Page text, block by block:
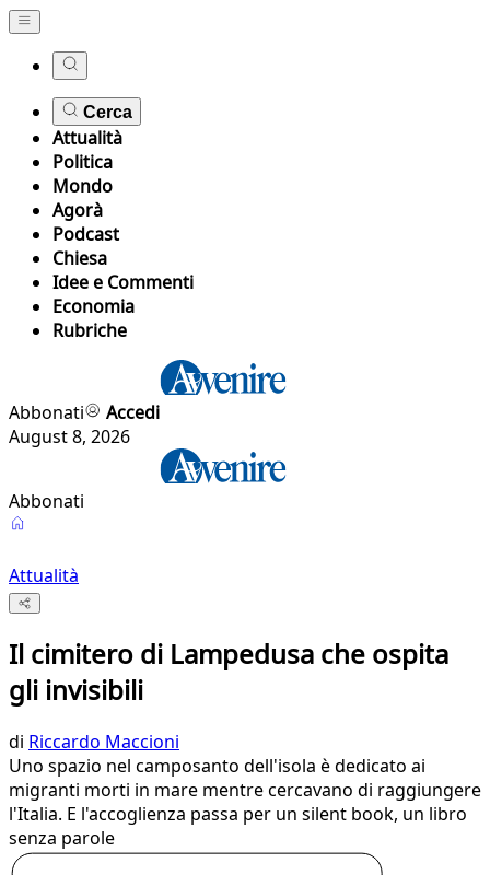
Cerca
Attualità
Politica
Mondo
Agorà
Podcast
Chiesa
Idee e Commenti
Economia
Rubriche
Abbonati
Accedi
August 8, 2026
Abbonati
Attualità
Il cimitero di Lampedusa che ospita
gli invisibili
di Riccardo Maccioni
Uno spazio nel camposanto dell'isola è dedicato ai
migranti morti in mare mentre cercavano di raggiungere
l'Italia. E l'accoglienza passa per un silent book, un libro
senza parole